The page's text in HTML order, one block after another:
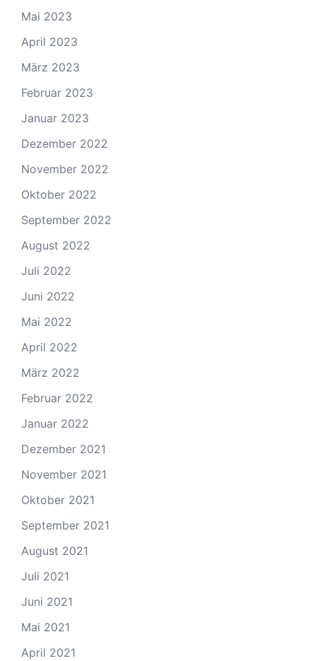
Mai 2023
April 2023
März 2023
Februar 2023
Januar 2023
Dezember 2022
November 2022
Oktober 2022
September 2022
August 2022
Juli 2022
Juni 2022
Mai 2022
April 2022
März 2022
Februar 2022
Januar 2022
Dezember 2021
November 2021
Oktober 2021
September 2021
August 2021
Juli 2021
Juni 2021
Mai 2021
April 2021